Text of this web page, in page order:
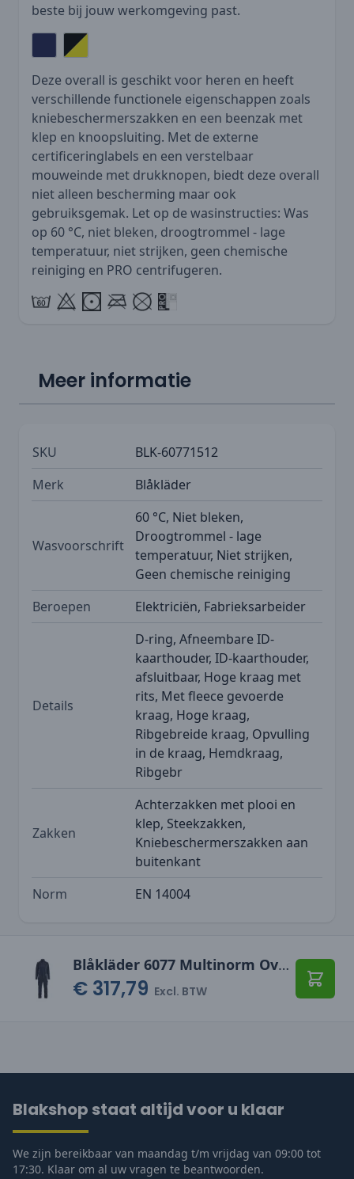
beste bij jouw werkomgeving past.
Deze overall is geschikt voor heren en heeft
verschillende functionele eigenschappen zoals
kniebeschermerszakken en een beenzak met
klep en knoopsluiting. Met de externe
certificeringlabels en een verstelbaar
mouweinde met drukknopen, biedt deze overall
niet alleen bescherming maar ook
gebruiksgemak. Let op de wasinstructies: Was
op 60 °C, niet bleken, droogtrommel - lage
temperatuur, niet strijken, geen chemische
reiniging en PRO centrifugeren.
Meer informatie
SKU
BLK-60771512
Merk
Blåkläder
Wasvoorschrift
60 °C, Niet bleken,
Droogtrommel - lage
temperatuur, Niet strijken,
Geen chemische reiniging
Beroepen
Elektriciën, Fabrieksarbeider
Details
D-ring, Afneembare ID-
kaarthouder, ID-kaarthouder,
afsluitbaar, Hoge kraag met
rits, Met fleece gevoerde
kraag, Hoge kraag,
Ribgebreide kraag, Opvulling
in de kraag, Hemdkraag,
Ribgebr
Zakken
Achterzakken met plooi en
klep, Steekzakken,
Kniebeschermerszakken aan
buitenkant
Norm
EN 14004
Blåkläder 6077 Multinorm Overall inherent
€ 317,79 Excl. BTW
Blakshop staat altijd voor u klaar
We zijn bereikbaar van maandag t/m vrijdag van 09:00 tot
17:30. Klaar om al uw vragen te beantwoorden.